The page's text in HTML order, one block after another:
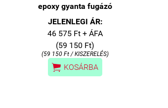
epoxy gyanta fugázó
JELENLEGI ÁR:
46 575 Ft + ÁFA
(59 150 Ft)
(59 150 Ft / KISZERELÉS)
 KOSÁRBA